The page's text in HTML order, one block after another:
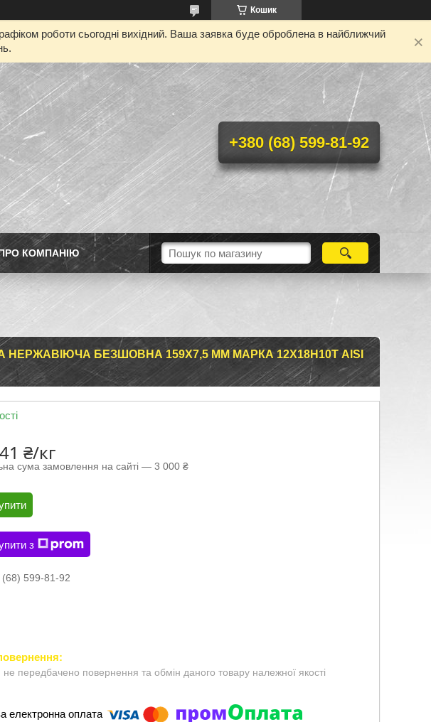
Кошик
роботи сьогодні вихідний. Ваша заявка буде оброблена в найближчий
+380 (68) 599-81-92
КОМПАНІЮ
НЕРЖАВІЮЧА БЕЗШОВНА 159Х7,5 ММ МАРКА 12Х18Н10Т AISI
₴/кг
сума замовлення на сайті — 3 000 ₴
з
(68) 599-81-92
передбачено повернення та обмін даного товару належної якості